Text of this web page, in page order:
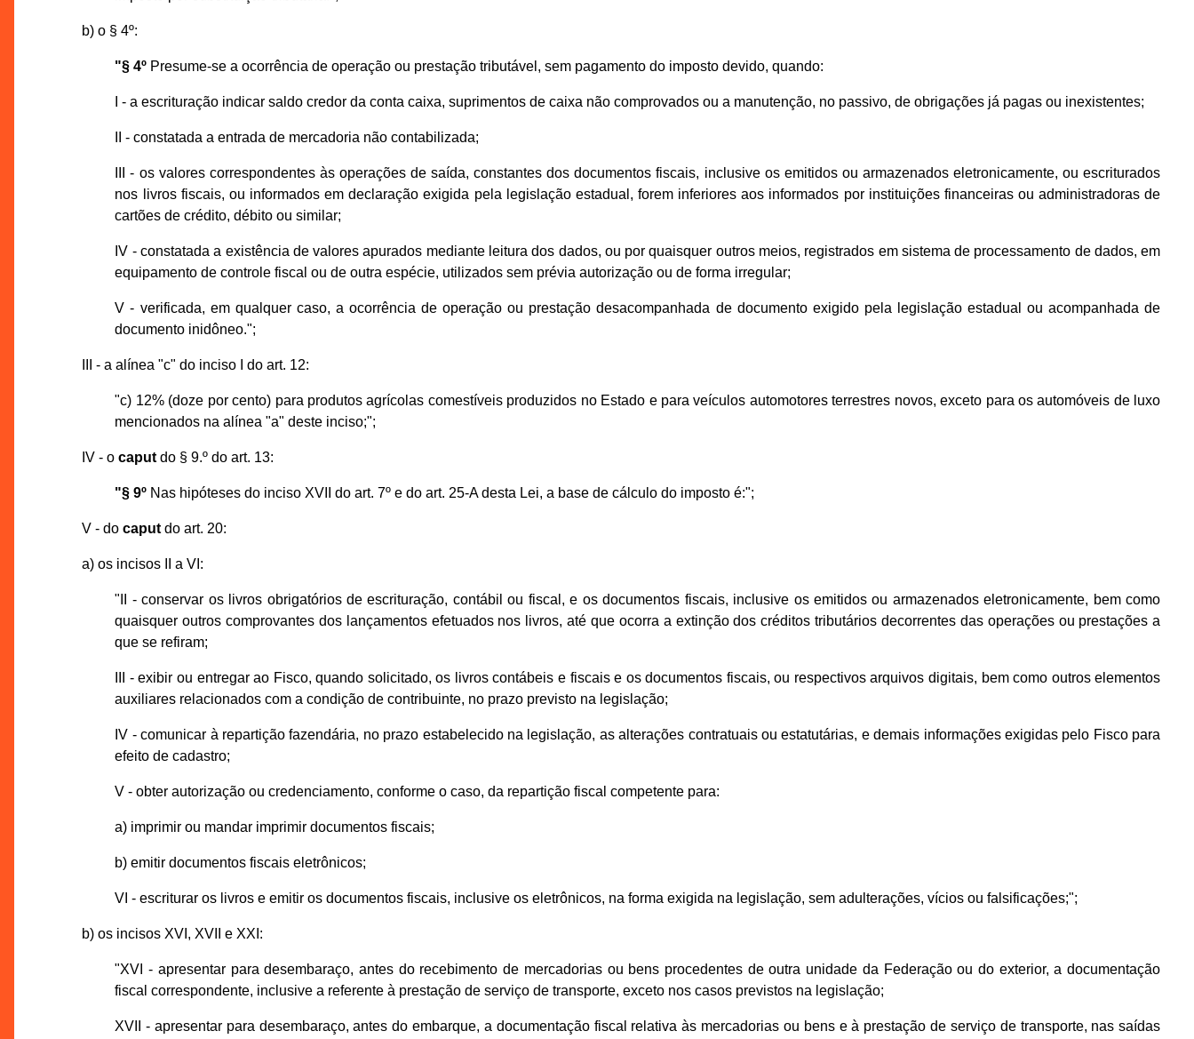
b) o § 4º:
"§ 4º Presume-se a ocorrência de operação ou prestação tributável, sem pagamento do imposto devido, quando:
I - a escrituração indicar saldo credor da conta caixa, suprimentos de caixa não comprovados ou a manutenção, no passivo, de obrigações já pagas ou inexistentes;
II - constatada a entrada de mercadoria não contabilizada;
III - os valores correspondentes às operações de saída, constantes dos documentos fiscais, inclusive os emitidos ou armazenados eletronicamente, ou escriturados
nos livros fiscais, ou informados em declaração exigida pela legislação estadual, forem inferiores aos informados por instituições financeiras ou administradoras de
cartões de crédito, débito ou similar;
IV - constatada a existência de valores apurados mediante leitura dos dados, ou por quaisquer outros meios, registrados em sistema de processamento de dados, em
equipamento de controle fiscal ou de outra espécie, utilizados sem prévia autorização ou de forma irregular;
V - verificada, em qualquer caso, a ocorrência de operação ou prestação desacompanhada de documento exigido pela legislação estadual ou acompanhada de
documento inidôneo.";
III - a alínea "c" do inciso I do art. 12:
"c) 12% (doze por cento) para produtos agrícolas comestíveis produzidos no Estado e para veículos automotores terrestres novos, exceto para os automóveis de luxo
mencionados na alínea "a" deste inciso;";
IV - o caputdo § 9.º do art. 13:
"§ 9º Nas hipóteses do inciso XVII do art. 7º e do art. 25-A desta Lei, a base de cálculo do imposto é:";
V - do caputdo art. 20:
a) os incisos II a VI:
"II - conservar os livros obrigatórios de escrituração, contábil ou fiscal, e os documentos fiscais, inclusive os emitidos ou armazenados eletronicamente, bem como
quaisquer outros comprovantes dos lançamentos efetuados nos livros, até que ocorra a extinção dos créditos tributários decorrentes das operações ou prestações a
que se refiram;
III - exibir ou entregar ao Fisco, quando solicitado, os livros contábeis e fiscais e os documentos fiscais, ou respectivos arquivos digitais, bem como outros elementos
auxiliares relacionados com a condição de contribuinte, no prazo previsto na legislação;
IV - comunicar à repartição fazendária, no prazo estabelecido na legislação, as alterações contratuais ou estatutárias, e demais informações exigidas pelo Fisco para
efeito de cadastro;
V - obter autorização ou credenciamento, conforme o caso, da repartição fiscal competente para:
a) imprimir ou mandar imprimir documentos fiscais;
b) emitir documentos fiscais eletrônicos;
VI - escriturar os livros e emitir os documentos fiscais, inclusive os eletrônicos, na forma exigida na legislação, sem adulterações, vícios ou falsificações;";
b) os incisos XVI, XVII e XXI:
"XVI - apresentar para desembaraço, antes do recebimento de mercadorias ou bens procedentes de outra unidade da Federação ou do exterior, a documentação
fiscal correspondente, inclusive a referente à prestação de serviço de transporte, exceto nos casos previstos na legislação;
XVII - apresentar para desembaraço, antes do embarque, a documentação fiscal relativa às mercadorias ou bens e à prestação de serviço de transporte, nas saídas